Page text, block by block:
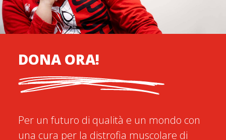
DONA ORA!
Per un futuro di qualità e un mondo con
una cura per la distrofia muscolare di